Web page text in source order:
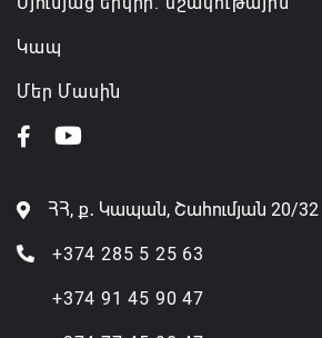
Կապ
Մեր Մասին
ՀՀ, ք․ Կապան, Շահումյան 20/32
+374 285 5 25 63
+374 91 45 90 47